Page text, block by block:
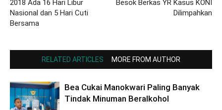
2018 Ada 16 Hari Libur
Nasional dan 5 Hari Cuti
Bersama
Besok Berkas YR Kasus KONI
Dilimpahkan
RELATED ARTICLES MORE FROM AUTHOR
Bea Cukai Manokwari Paling Banyak
Tindak Minuman Beralkohol